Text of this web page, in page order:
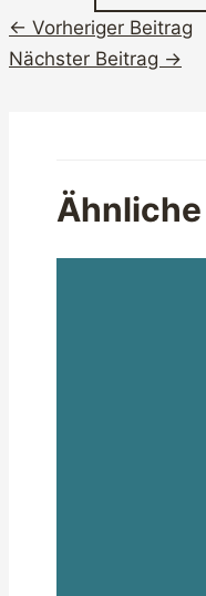
← Vorheriger Beitrag
Nächster Beitrag →